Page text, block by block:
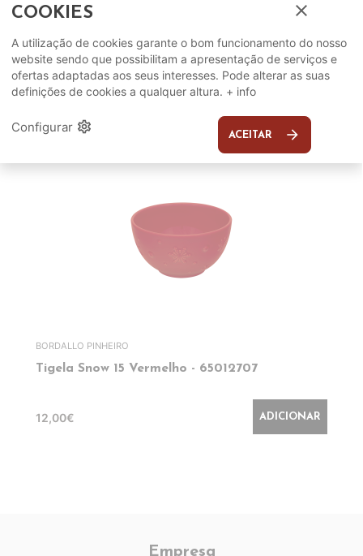
SUGERIDOS
BORDALLO PINHEIRO
Tigela Snow 15 Vermelho - 65012707
12,00€ ADICIONAR
Empresa
COOKIES close
A utilização de cookies garante o bom funcionamento do nosso
website sendo que possibilitam a apresentação de serviços e
ofertas adaptadas aos seus interesses. Pode alterar as suas
definições de cookies a qualquer altura. + info
Configurar settings ACEITAR arrow_forward